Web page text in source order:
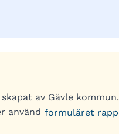
av Gävle
använd formuläret